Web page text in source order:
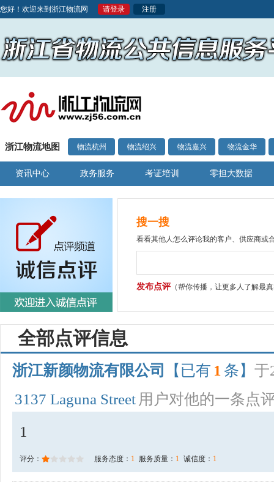
您好！欢迎来到浙江物流网 请登录 注册
浙江物流地图 物流杭州 物流绍兴 物流嘉兴 物流金华
资讯中心 政务服务 考证培训 零担大数据
搜一搜
看看其他人怎么评论我的客户、供应商或
发布点评（帮你传播，让更多人了解最
全部点评信息
浙江新颜物流有限公司 【已有 1 条】 于
3137 Laguna Street 用户对他的一条点
1
评分： 服务态度： 1 服务质量： 1 诚信度： 1